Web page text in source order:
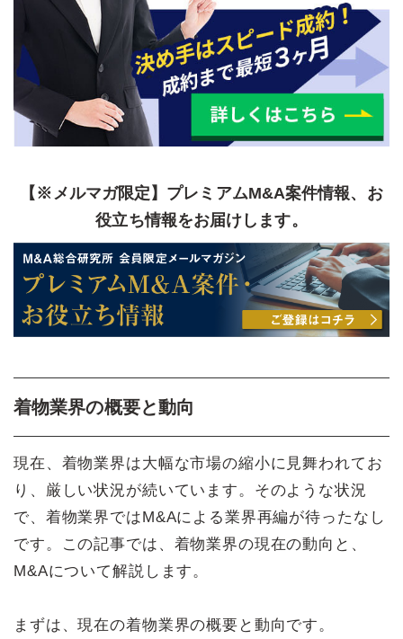
【※メルマガ限定】プレミアムM&A案件情報、お
役立ち情報をお届けします。
着物業界の概要と動向
現在、着物業界は大幅な市場の縮小に見舞われてお
り、厳しい状況が続いています。そのような状況
で、着物業界ではM&Aによる業界再編が待ったなし
です。この記事では、着物業界の現在の動向と、
M&Aについて解説します。
まずは、現在の着物業界の概要と動向です。